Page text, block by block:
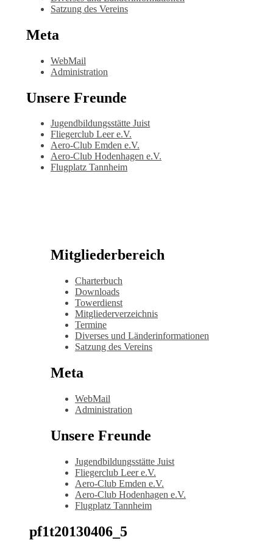
Satzung des Vereins
Meta
WebMail
Administration
Unsere Freunde
Jugendbildungsstätte Juist
Fliegerclub Leer e.V.
Aero-Club Emden e.V.
Aero-Club Hodenhagen e.V.
Flugplatz Tannheim
Mitgliederbereich
Charterbuch
Downloads
Towerdienst
Mitgliederverzeichnis
Termine
Diverses und Länderinformationen
Satzung des Vereins
Meta
WebMail
Administration
Unsere Freunde
Jugendbildungsstätte Juist
Fliegerclub Leer e.V.
Aero-Club Emden e.V.
Aero-Club Hodenhagen e.V.
Flugplatz Tannheim
pf1t20130406_5